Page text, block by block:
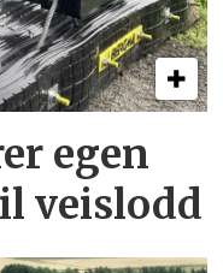
egen
veislodd